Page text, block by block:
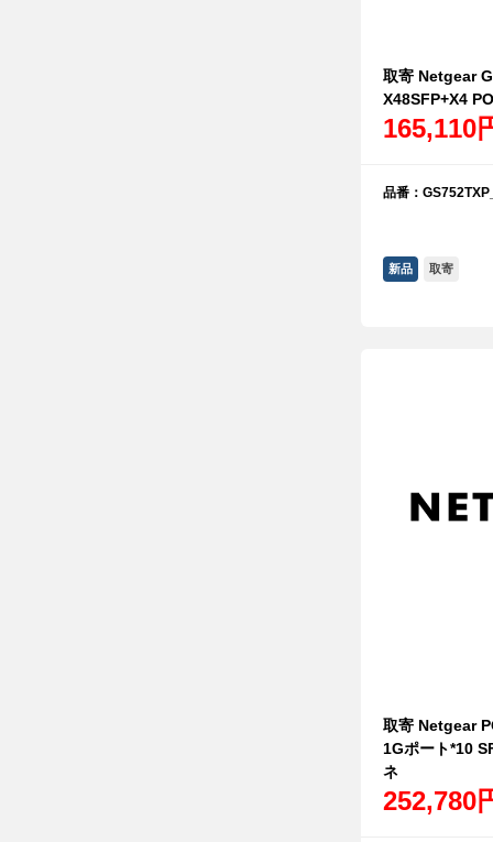
取寄 Netgear
X48SFP+X4
165,110
品番：
新品 取寄
取寄 Netgear
1Gポート*10
ネ
252,780